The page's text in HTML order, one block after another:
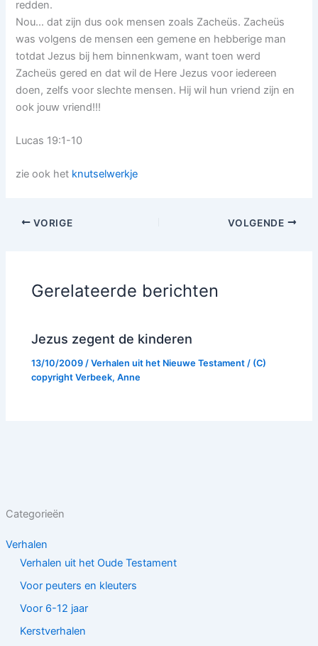
Categorieën
Verhalen
Verhalen uit het Oude Testament
Voor peuters en kleuters
Voor 6-12 jaar
Kerstverhalen
redden.
Nou… dat zijn dus ook mensen zoals Zacheüs. Zacheüs
was volgens de mensen een gemene en hebberige man
totdat Jezus bij hem binnenkwam, want toen werd
Zacheüs gered en dat wil de Here Jezus voor iedereen
doen, zelfs voor slechte mensen. Hij wil hun vriend zijn en
ook jouw vriend!!!
Lucas 19:1-10
zie ook het knutselwerkje
VORIGE VOLGENDE
Gerelateerde berichten
Jezus zegent de kinderen
13/10/2009/Verhalen uit het Nieuwe Testament / (C)
copyrightVerbeek, Anne